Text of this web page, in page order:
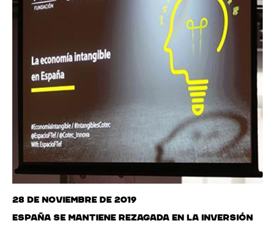
28 de noviembre de 2019
España se mantiene rezagada en la inversión